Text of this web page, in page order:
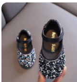
just a fashion
enough to match any